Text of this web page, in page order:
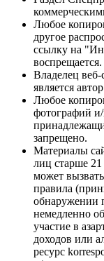
Любое
другое
ссылку на
воспрещается.
Владелец
является
Любое
фотографий
запрещено.
Материалы
лиц старше 21
может
правила
обнаружении
немедленно
участие в
доходов или
ресурс